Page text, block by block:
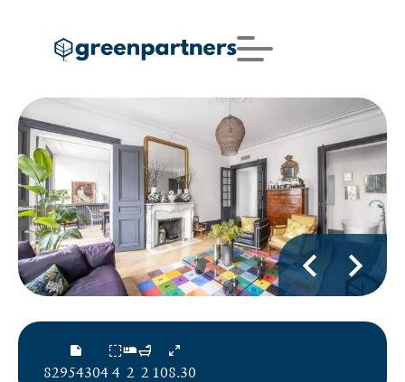
82954304 4 2 2 108.30